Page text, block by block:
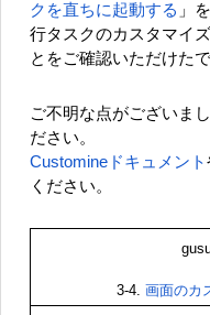
クを直ちに起動する 」
行タスクのカスタマイ
とをご確認いただけた
ご不明な点がございまし
ださい。
Customineドキュメント
ください。
3-4. 画面のカ